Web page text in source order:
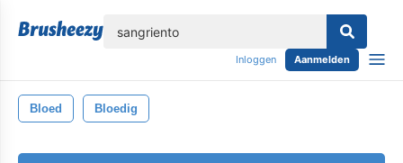
Inloggen Aanmelden
Bloed Bloedig